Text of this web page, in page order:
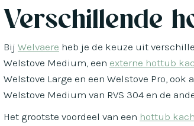
Verschillende
Bij Welvaere heb je de keuze uit
Welstove Medium, een externe hottub
Welstove Large en een Welstove Pro,
Welstove Medium van RVS 304 en de
Het grootste voordeel van een hottub